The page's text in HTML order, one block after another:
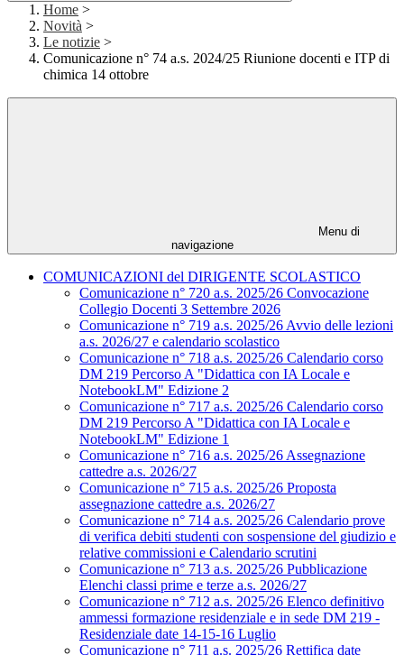
Home >
Novità >
Le notizie >
Comunicazione n° 74 a.s. 2024/25 Riunione docenti e ITP di
chimica 14 ottobre
Menu di
navigazione
COMUNICAZIONI del DIRIGENTE SCOLASTICO
Comunicazione n° 720 a.s. 2025/26 Convocazione
Collegio Docenti 3 Settembre 2026
Comunicazione n° 719 a.s. 2025/26 Avvio delle lezioni
a.s. 2026/27 e calendario scolastico
Comunicazione n° 718 a.s. 2025/26 Calendario corso
DM 219 Percorso A "Didattica con IA Locale e
NotebookLM" Edizione 2
Comunicazione n° 717 a.s. 2025/26 Calendario corso
DM 219 Percorso A "Didattica con IA Locale e
NotebookLM" Edizione 1
Comunicazione n° 716 a.s. 2025/26 Assegnazione
cattedre a.s. 2026/27
Comunicazione n° 715 a.s. 2025/26 Proposta
assegnazione cattedre a.s. 2026/27
Comunicazione n° 714 a.s. 2025/26 Calendario prove
di verifica debiti studenti con sospensione del giudizio e
relative commissioni e Calendario scrutini
Comunicazione n° 713 a.s. 2025/26 Pubblicazione
Elenchi classi prime e terze a.s. 2026/27
Comunicazione n° 712 a.s. 2025/26 Elenco definitivo
ammessi formazione residenziale e in sede DM 219 -
Residenziale date 14-15-16 Luglio
Comunicazione n° 711 a.s. 2025/26 Rettifica date